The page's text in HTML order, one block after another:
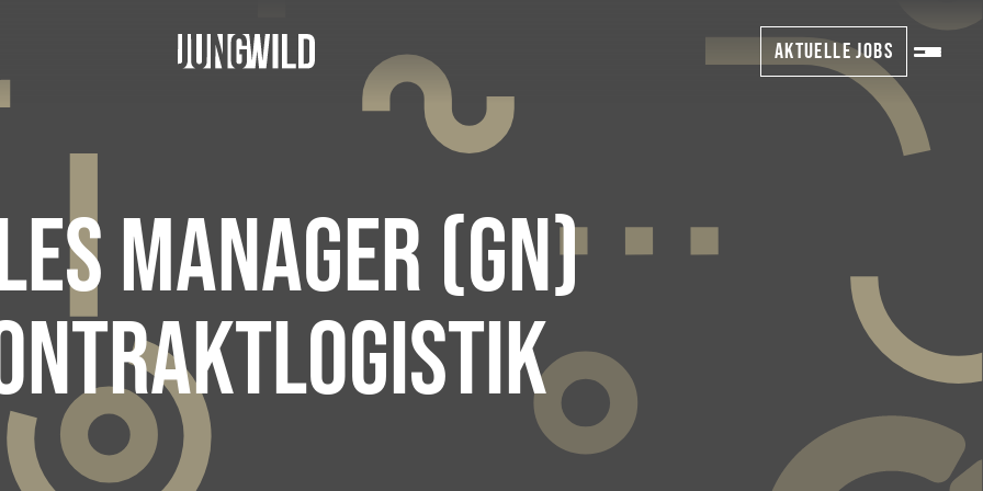
AKTUELLE JOBS
MANAGER (GN)